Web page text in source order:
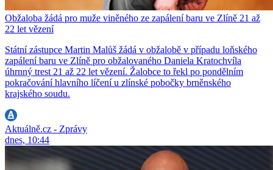
Obžaloba žádá pro muže viněného ze zapálení baru ve Zlíně 21 až
22 let vězení
Státní zástupce Martin Malůš žádá v obžalobě v případu loňského
zapálení baru ve Zlíně pro obžalovaného Daniela Kratochvíla
úhrnný trest 21 až 22 let vězení. Žalobce to řekl po pondělním
pokračování hlavního líčení u zlínské pobočky brněnského
krajského soudu.
Aktuálně.cz - Zprávy
dnes, 10:44